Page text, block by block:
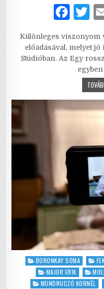
F
c
e
b
o
k
T
it
te
r
Különleges viszonyom
előadásával, melyet
Stúdióban. Az Egy
Posted
BORONKAY SOMA
MAJOR ERIK
MUNDRUCZÓ KORNÉL